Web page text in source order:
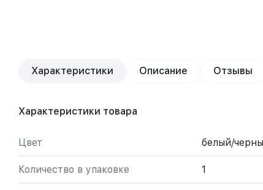
Характеристики Описание Отзывы
Характеристики товара
Цвет белый/
Количество в упаковке 1